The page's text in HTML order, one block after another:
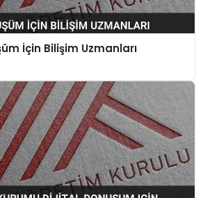
İçin Bilişim Uzmanları